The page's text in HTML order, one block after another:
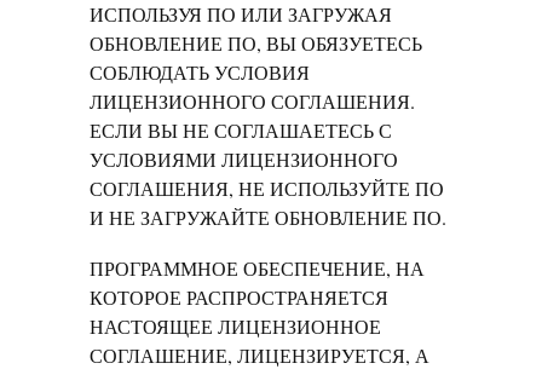
ИСПОЛЬЗУЯ ПО ИЛИ ЗАГРУЖАЯ
ОБНОВЛЕНИЕ ПО, ВЫ ОБЯЗУЕТЕСЬ
СОБЛЮДАТЬ УСЛОВИЯ
ЛИЦЕНЗИОННОГО СОГЛАШЕНИЯ.
ЕСЛИ ВЫ НЕ СОГЛАШАЕТЕСЬ С
УСЛОВИЯМИ ЛИЦЕНЗИОННОГО
СОГЛАШЕНИЯ, НЕ ИСПОЛЬЗУЙТЕ ПО
И НЕ ЗАГРУЖАЙТЕ ОБНОВЛЕНИЕ ПО.
ПРОГРАММНОЕ ОБЕСПЕЧЕНИЕ, НА
КОТОРОЕ РАСПРОСТРАНЯЕТСЯ
НАСТОЯЩЕЕ ЛИЦЕНЗИОННОЕ
СОГЛАШЕНИЕ, ЛИЦЕНЗИРУЕТСЯ, А